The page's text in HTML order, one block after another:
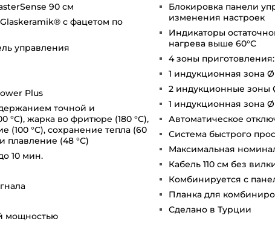
90 см
с фацетом по
управления
Plus
точной и
°С), жарка во фритюре (180 °С),
(100 °С), сохранение тепла (60
плавление (48 °С)
10 мин.
мощностью
Блокировка панели
изменения настроек
Индикаторы
нагрева выше 60°С
4 зоны приготовления:
1 индукционная зона Ø
2 индукционные зоны
1 индукционная зона Ø
Автоматическое
Система быстрого
Максимальная
Кабель 110 см без
Комбинируется с
Планка для
Сделано в Турции